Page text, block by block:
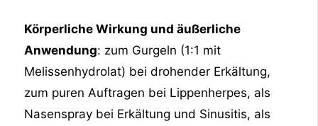
Körperliche Wirkung und äußerliche
Anwendung: zum Gurgeln (1:1 mit
Melissenhydrolat) bei drohender Erkältung,
zum puren Auftragen bei Lippenherpes, als
Nasenspray bei Erkältung und Sinusitis, als